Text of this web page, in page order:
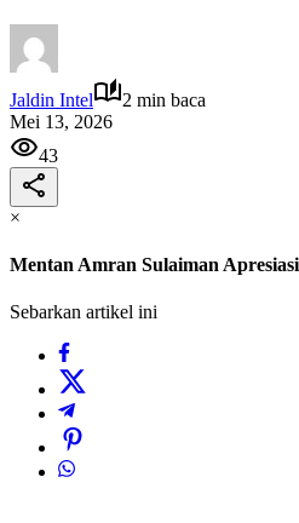
Jaldin Intel
2 min baca
Mei 13, 2026
43
×
Mentan Amran Sulaiman
Sebarkan artikel ini